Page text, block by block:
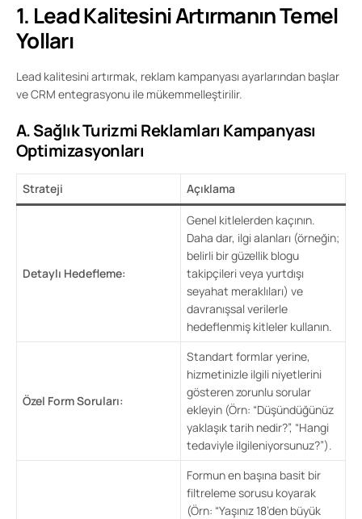
1. Lead Kalitesini Artırmanın Temel
Yolları
Lead kalitesini artırmak, reklam kampanyası ayarlarından başlar
ve CRM entegrasyonu ile mükemmelleştirilir.
A. Sağlık Turizmi Reklamları Kampanyası
Optimizasyonları
Strateji Açıklama
Detaylı Hedefleme:
Genel kitlelerden kaçının.
Daha dar, ilgi alanları (örneğin;
belirli bir güzellik blogu
takipçileri veya yurtdışı
seyahat meraklıları) ve
davranışsal verilerle
hedeflenmiş kitleler kullanın.
Özel Form Soruları:
Standart formlar yerine,
hizmetinizle ilgili niyetlerini
gösteren zorunlu sorular
ekleyin (Örn: “Düşündüğünüz
yaklaşık tarih nedir?”, “Hangi
tedaviyle ilgileniyorsunuz?”).
Formun en başına basit bir
filtreleme sorusu koyarak
(Örn: “Yaşınız 18’den büyük